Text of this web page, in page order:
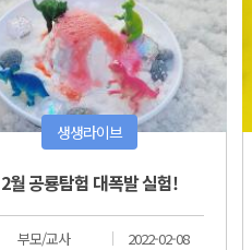
생생라이브
2월 공룡탐험 대폭발 실험!
부모/교사 2022-02-08